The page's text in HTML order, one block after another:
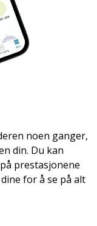
noen ganger,
din. Du kan
prestasjonene
for å se på alt